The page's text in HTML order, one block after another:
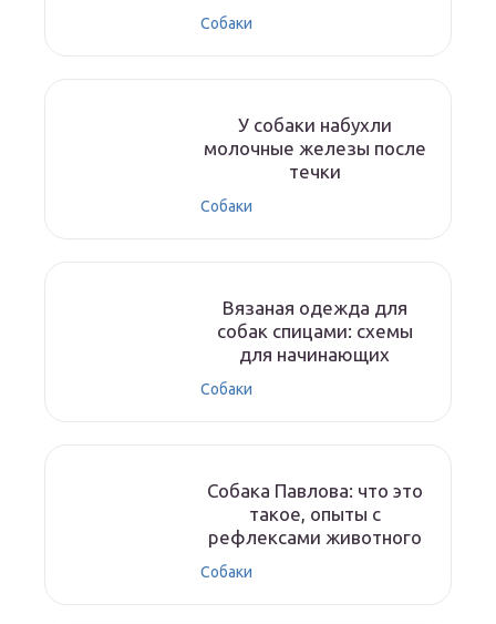
Собаки
У собаки набухли
молочные железы после
течки
Собаки
Вязаная одежда для
собак спицами: схемы
для начинающих
Собаки
Собака Павлова: что это
такое, опыты с
рефлексами животного
Собаки